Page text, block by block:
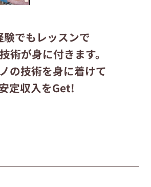
験でもレッスンで
術が身に付きます。
の技術を身に着けて
定収入をGet!